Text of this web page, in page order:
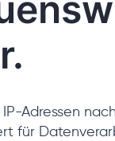
Adressen
für